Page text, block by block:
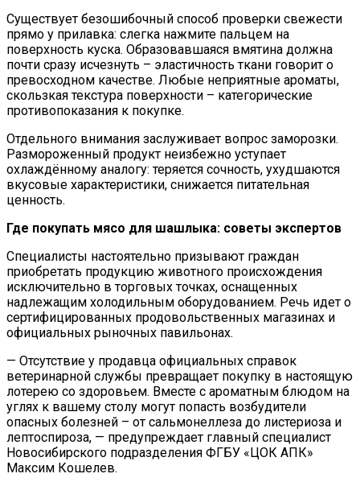
Существует безошибочный способ проверки свежести
прямо у прилавка: слегка нажмите пальцем на
поверхность куска. Образовавшаяся вмятина должна
почти сразу исчезнуть – эластичность ткани говорит о
превосходном качестве. Любые неприятные ароматы,
скользкая текстура поверхности – категорические
противопоказания к покупке.
Отдельного внимания заслуживает вопрос заморозки.
Размороженный продукт неизбежно уступает
охлаждённому аналогу: теряется сочность, ухудшаются
вкусовые характеристики, снижается питательная
ценность.
Где покупать мясо для шашлыка: советы экспертов
Специалисты настоятельно призывают граждан
приобретать продукцию животного происхождения
исключительно в торговых точках, оснащенных
надлежащим холодильным оборудованием. Речь идет о
сертифицированных продовольственных магазинах и
официальных рыночных павильонах.
— Отсутствие у продавца официальных справок
ветеринарной службы превращает покупку в настоящую
лотерею со здоровьем. Вместе с ароматным блюдом на
углях к вашему столу могут попасть возбудители
опасных болезней – от сальмонеллеза до листериоза и
лептоспироза, — предупреждает главный специалист
Новосибирского подразделения ФГБУ «ЦОК АПК»
Максим Кошелев.